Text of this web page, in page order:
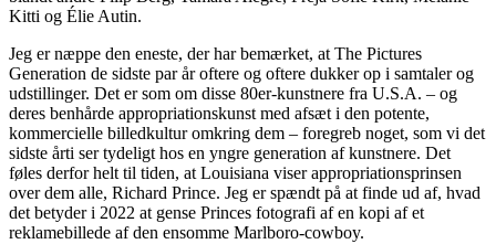
Kitti og Élie Autin.
Jeg er næppe den eneste, der har bemærket, at The Pictures
Generation de sidste par år oftere og oftere dukker op i samtaler og
udstillinger. Det er som om disse 80er-kunstnere fra U.S.A. – og
deres benhårde appropriationskunst med afsæt i den potente,
kommercielle billedkultur omkring dem – foregreb noget, som vi det
sidste årti ser tydeligt hos en yngre generation af kunstnere. Det
føles derfor helt til tiden, at Louisiana viser appropriationsprinsen
over dem alle, Richard Prince. Jeg er spændt på at finde ud af, hvad
det betyder i 2022 at gense Princes fotografi af en kopi af et
reklamebillede af den ensomme Marlboro-cowboy.